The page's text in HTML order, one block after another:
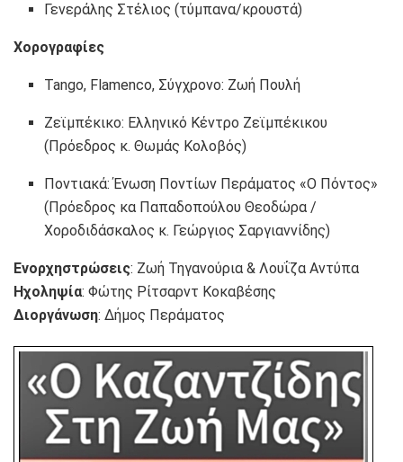
Γενεράλης Στέλιος (τύμπανα/κρουστά)
Χορογραφίες
Tango, Flamenco, Σύγχρονο: Ζωή Πουλή
Ζεϊμπέκικο: Ελληνικό Κέντρο Ζεϊμπέκικου
(Πρόεδρος κ. Θωμάς Κολοβός)
Ποντιακά: Ένωση Ποντίων Περάματος «Ο Πόντος»
(Πρόεδρος κα Παπαδοπούλου Θεοδώρα /
Χοροδιδάσκαλος κ. Γεώργιος Σαργιαννίδης)
Ενορχηστρώσεις: Ζωή Τηγανούρια & Λουΐζα Αντύπα
Ηχοληψία: Φώτης Ρίτσαρντ Κοκαβέσης
Διοργάνωση: Δήμος Περάματος